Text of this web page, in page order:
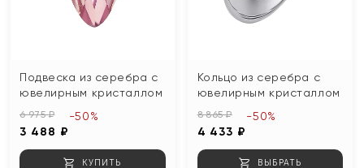
Подвеска из серебра с
ювелирным кристаллом
6 975 ₽
3 488 ₽
-50%
КУПИТЬ
Кольцо из серебра с
ювелирным кристаллом
8 865 ₽
4 433 ₽
-50%
ВЫБРАТЬ